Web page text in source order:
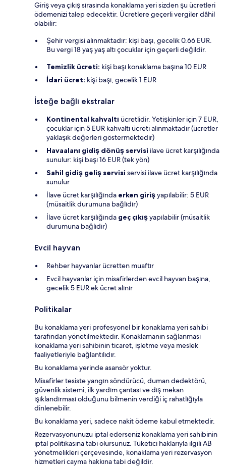
Giriş veya çıkış sırasında konaklama yeri sizden şu ücretleri
ödemenizi talep edecektir. Ücretlere geçerli vergiler dâhil
olabilir:
Şehir vergisi alınmaktadır: kişi başı, gecelik 0.66 EUR.
Bu vergi 18 yaş yaş altı çocuklar için geçerli değildir.
Temizlik ücreti: kişi başı konaklama başına 10 EUR
İdari ücret: kişi başı, gecelik 1 EUR
İsteğe bağlı ekstralar
Kontinental kahvaltı ücretlidir. Yetişkinler için 7 EUR,
çocuklar için 5 EUR kahvaltı ücreti alınmaktadır (ücretler
yaklaşık değerleri göstermektedir)
Havaalanı gidiş dönüş servisi ilave ücret karşılığında
sunulur: kişi başı 16 EUR (tek yön)
Sahil gidiş geliş servisi servisi ilave ücret karşılığında
sunulur
İlave ücret karşılığında erken girişyapılabilir: 5 EUR
(müsaitlik durumuna bağlıdır)
İlave ücret karşılığında geç çıkışyapılabilir (müsaitlik
durumuna bağlıdır)
Evcil hayvan
Rehber hayvanlar ücretten muaftır
Evcil hayvanlar için misafirlerden evcil hayvan başına,
gecelik 5 EUR ek ücret alınır
Politikalar
Bu konaklama yeri profesyonel bir konaklama yeri sahibi
tarafından yönetilmektedir. Konaklamanın sağlanması
konaklama yeri sahibinin ticaret, işletme veya meslek
faaliyetleriyle bağlantılıdır.
Bu konaklama yerinde asansör yoktur.
Misafirler tesiste yangın söndürücü, duman dedektörü,
güvenlik sistemi, ilk yardım çantası ve dış mekan
ışıklandırması olduğunu bilmenin verdiği iç rahatlığıyla
dinlenebilir.
Bu konaklama yeri, sadece nakit ödeme kabul etmektedir.
Rezervasyonunuzu iptal ederseniz konaklama yeri sahibinin
iptal politikasına tabi olursunuz. Tüketici haklarıyla ilgili AB
yönetmelikleri çerçevesinde, konaklama yeri rezervasyon
hizmetleri cayma hakkına tabi değildir.